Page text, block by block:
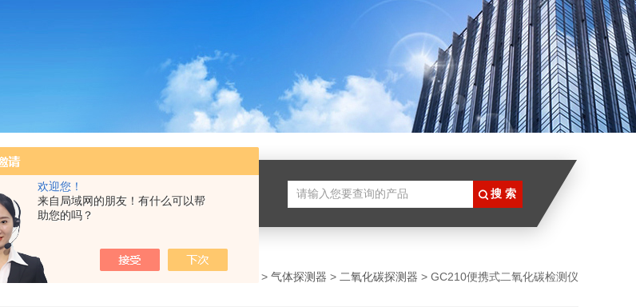
欢迎您！
来自局域网的朋友！有什么可以帮
助您的吗？
> 气体探测器 > 二氧化碳探测器 > GC210便携式二氧化碳检测仪